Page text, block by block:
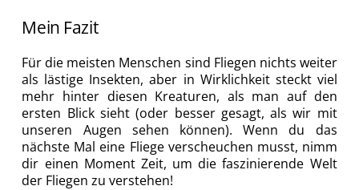
Mein Fazit
Für die meisten Menschen sind Fliegen nichts weiter
als lästige Insekten, aber in Wirklichkeit steckt viel
mehr hinter diesen Kreaturen, als man auf den
ersten Blick sieht (oder besser gesagt, als wir mit
unseren Augen sehen können). Wenn du das
nächste Mal eine Fliege verscheuchen musst, nimm
dir einen Moment Zeit, um die faszinierende Welt
der Fliegen zu verstehen!